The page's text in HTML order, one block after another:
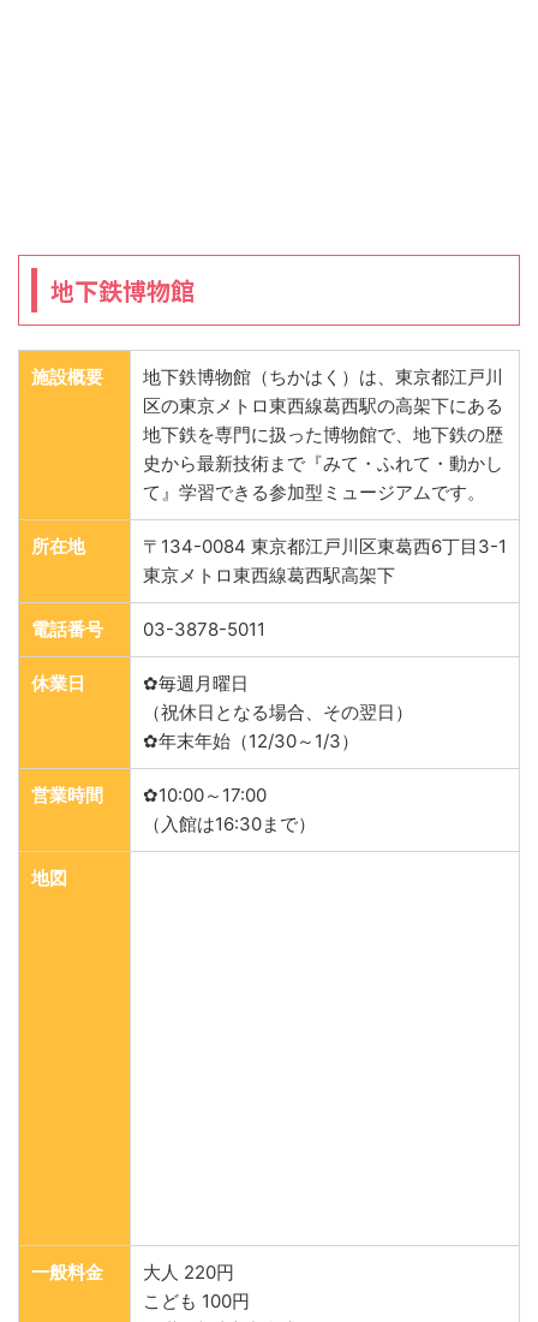
地下鉄博物館
施設概要
地下鉄博物館（ちかはく）は、東京都江戸川
区の東京メトロ東西線葛西駅の高架下にある
地下鉄を専門に扱った博物館で、地下鉄の歴
史から最新技術まで『みて・ふれて・動かし
て』学習できる参加型ミュージアムです。
所在地
〒134-0084 東京都江戸川区東葛西6丁目3-1
東京メトロ東西線葛西駅高架下
電話番号 03-3878-5011
休業日
✿毎週月曜日
（祝休日となる場合、その翌日）
✿年末年始（12/30～1/3）
営業時間
✿10:00～17:00
（入館は16:30まで）
地図
一般料金
大人 220円
こども 100円